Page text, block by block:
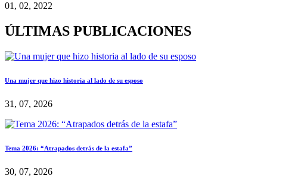
01, 02, 2022
ÚLTIMAS PUBLICACIONES
Una mujer que hizo historia al lado de su esposo
31, 07, 2026
Tema 2026: “Atrapados detrás de la estafa”
30, 07, 2026